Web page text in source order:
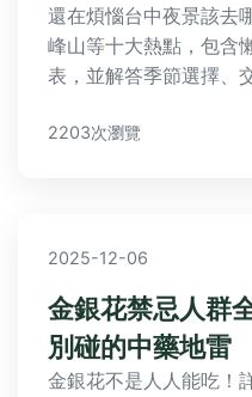
還在煩惱台中夜景該去
峰山等十大熱點，包含
表，並解答季節選擇、
2203次瀏覽
2025-12-06
金銀花禁忌人群
別碰的中藥地雷
金銀花不是人人能吃！